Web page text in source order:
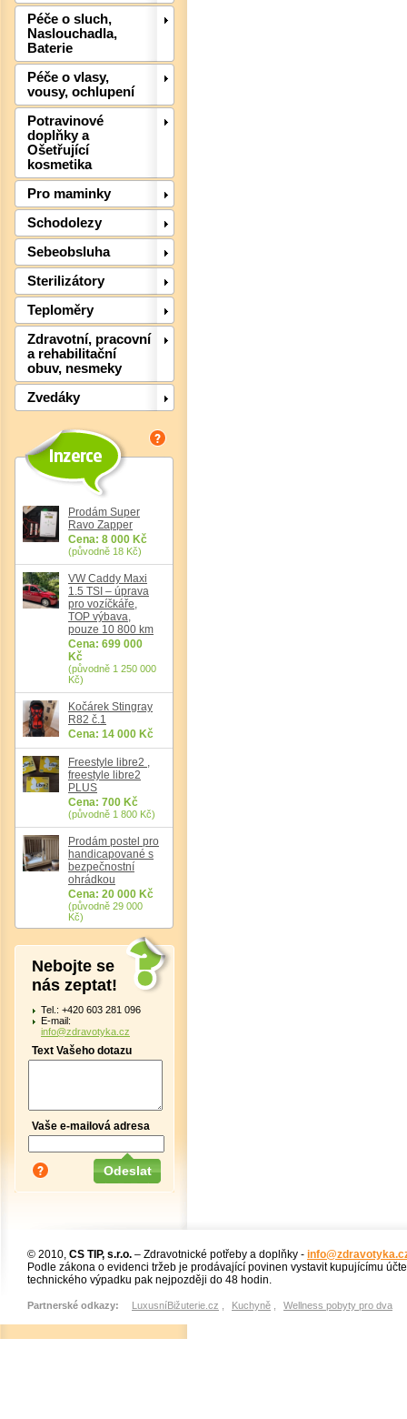
Péče o sluch,
Naslouchadla,
Baterie
Péče o vlasy,
vousy, ochlupení
Potravinové
doplňky a
Ošetřující
kosmetika
Pro maminky
Schodolezy
Sebeobsluha
Sterilizátory
Teploměry
Zdravotní, pracovní
a rehabilitační
obuv, nesmeky
Zvedáky
Prodám Super
Ravo Zapper
Cena: 8 000 Kč
(původně 18 Kč)
VW Caddy Maxi
1.5 TSI – úprava
pro vozíčkáře,
TOP výbava,
pouze 10 800 km
Cena: 699 000
Kč
(původně 1 250 000
Kč)
Kočárek Stingray
R82 č.1
Cena: 14 000 Kč
Freestyle libre2 ,
freestyle libre2
PLUS
Cena: 700 Kč
(původně 1 800 Kč)
Prodám postel pro
handicapované s
bezpečnostní
ohrádkou
Cena: 20 000 Kč
(původně 29 000
Kč)
Nebojte se
nás zeptat!
Tel.: +420 603 281 096
E-mail:
info@zdravotyka.cz
Text Vašeho dotazu
Vaše e-mailová adresa
© 2010, CS TIP, s.r.o. – Zdravotnické potřeby a doplňky -
Podle zákona o evidenci tržeb je prodávající povinen vystavit kupujícímu
technického výpadku pak nejpozději do 48 hodin.
Partnerské odkazy: LuxusníBižuterie.cz Kuchyně Wellness pobyty pro dva